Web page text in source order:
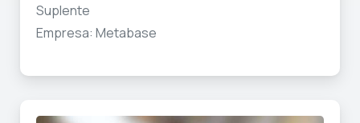
Suplente
Empresa: Metabase